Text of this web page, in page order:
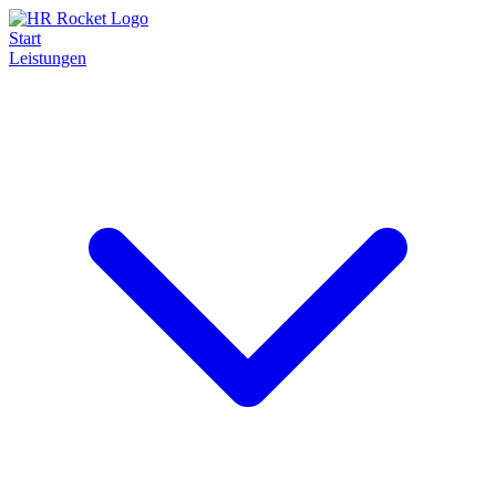
Start
Leistungen